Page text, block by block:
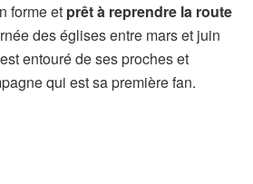
forme et prêt à reprendre la route
des églises entre mars et juin
entouré de ses proches et
qui est sa première fan.